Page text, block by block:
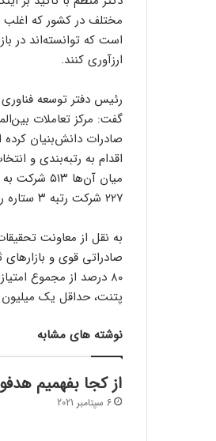
مختلف در کشور که اغلب
است که توانسته‌اند در
ارزآوری کنند.
رئیس دفتر توسعه
گفت: مرکز تعاملات
صادرات دانش‌بنیان
۲۲۷ شرکت رتبه ۳ ستاره را اخذ کردند. ۱۰۳ شرکت نیز جزو شرکت‌های مستعد شناسایی شدند.
به نقل از معاونت
پتنت، حداقل یک
نوشته های مشابه
از کجا بفهمیم
6 سپتامبر 2021